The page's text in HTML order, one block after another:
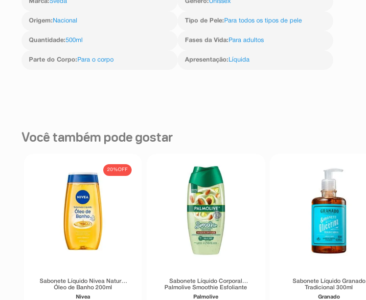
Marca:Sveda Gênero:Unissex
Origem: Nacional Tipo de Pele: Para todos os tipos de pele
Quantidade:500ml Fases da Vida: Para adultos
Parte do Corpo: Para o corpo Apresentação: Líquida
Você também pode gostar
20%OFF
Sabonete Líquido Nivea Natural
Óleo de Banho 200ml
Nivea
Sabonete Líquido Corporal
Palmolive Smoothie Esfoliante
Amêndoa, Abacate e Leite 250ml
Palmolive
Sabonete Líquido Granado
Tradicional 300ml
Granado